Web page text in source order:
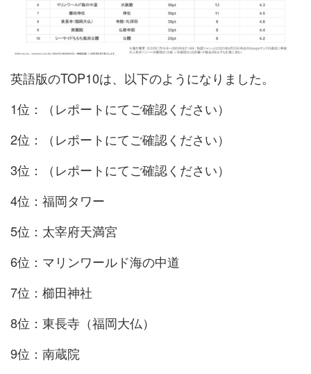
英語版のTOP10は、以下のようになりました。
1位：（レポートにてご確認ください）
2位：（レポートにてご確認ください）
3位：（レポートにてご確認ください）
4位：福岡タワー
5位：太宰府天満宮
6位：マリンワールド海の中道
7位：櫛田神社
8位：東長寺（福岡大仏）
9位：南蔵院